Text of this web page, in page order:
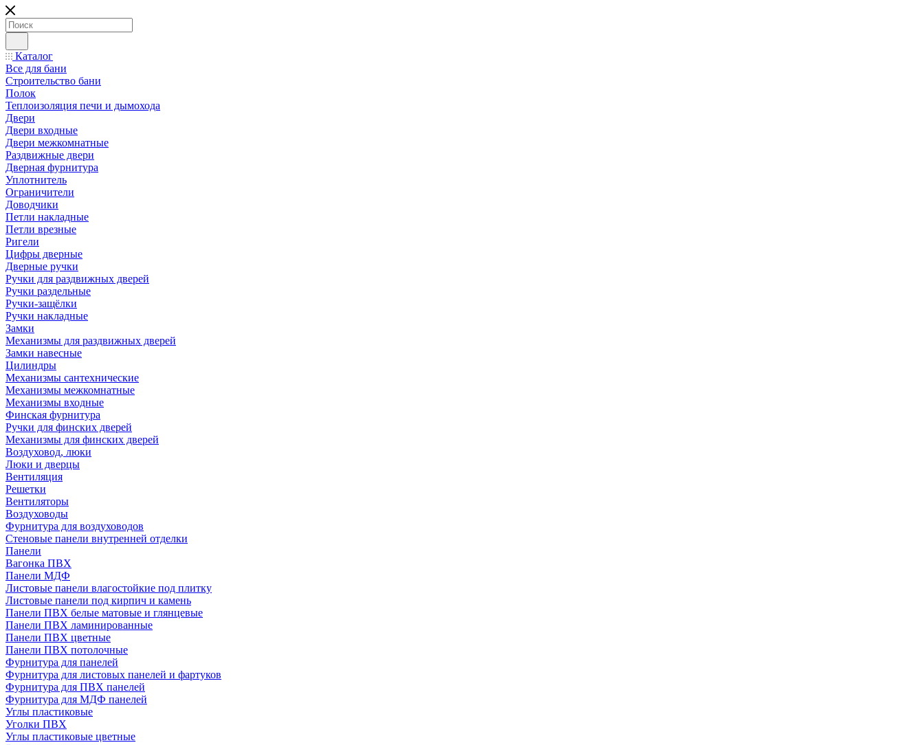
Каталог
Все для бани
Строительство бани
Полок
Теплоизоляция печи и дымохода
Двери
Двери входные
Двери межкомнатные
Раздвижные двери
Дверная фурнитура
Уплотнитель
Ограничители
Доводчики
Петли накладные
Петли врезные
Ригели
Цифры дверные
Дверные ручки
Ручки для раздвижных дверей
Ручки раздельные
Ручки-защёлки
Ручки накладные
Замки
Механизмы для раздвижных дверей
Замки навесные
Цилиндры
Механизмы сантехнические
Механизмы межкомнатные
Механизмы входные
Финская фурнитура
Ручки для финских дверей
Механизмы для финских дверей
Воздуховод, люки
Люки и дверцы
Вентиляция
Решетки
Вентиляторы
Воздуховоды
Фурнитура для воздуховодов
Стеновые панели внутренней отделки
Панели
Вагонка ПВХ
Панели МДФ
Листовые панели влагостойкие под плитку
Листовые панели под кирпич и камень
Панели ПВХ белые матовые и глянцевые
Панели ПВХ ламинированные
Панели ПВХ цветные
Панели ПВХ потолочные
Фурнитура для панелей
Фурнитура для листовых панелей и фартуков
Фурнитура для ПВХ панелей
Фурнитура для МДФ панелей
Углы пластиковые
Уголки ПВХ
Углы пластиковые цветные